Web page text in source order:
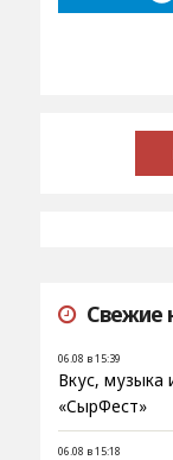
Свежие
06.08 в 15:39
Вкус, музыка
«СырФест»
06.08 в 15:18